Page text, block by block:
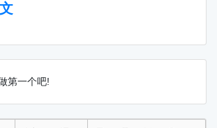
第一个吧!